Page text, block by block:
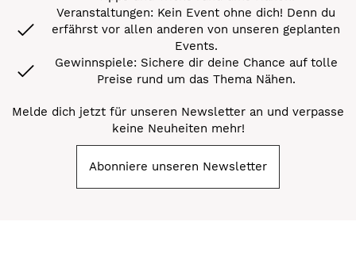
Veranstaltungen: Kein Event ohne dich! Denn du
erfährst vor allen anderen von unseren geplanten
Events.
Gewinnspiele: Sichere dir deine Chance auf tolle
Preise rund um das Thema Nähen.
Melde dich jetzt für unseren Newsletter an und verpasse
keine Neuheiten mehr!
Abonniere unseren Newsletter